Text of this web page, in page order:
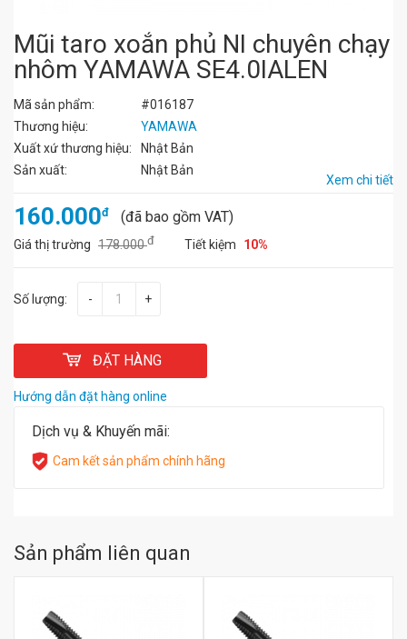
Mũi taro xoắn phủ NI chuyên chạy
nhôm YAMAWA SE4.0IALEN
Mã sản phẩm:
#016187
Thương hiệu:
YAMAWA
Xuất xứ thương hiệu:
Nhật Bản
Sản xuất:
Nhật Bản
Xem chi tiết
160.000đ (đã bao gồm VAT)
Giá thị trường 178.000đ Tiết kiệm 10%
Số lượng: - +
ĐẶT HÀNG
Hướng dẫn đặt hàng online
Dịch vụ & Khuyến mãi:
Cam kết sản phẩm chính hãng
Sản phẩm liên quan